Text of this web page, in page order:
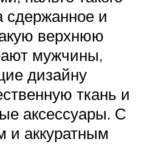
сдержанное и
верхнюю
мужчины,
дизайну
ткань и
аксессуары. С
и аккуратным